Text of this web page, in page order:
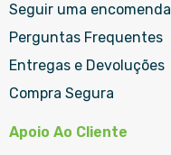
Seguir uma encomenda
Perguntas Frequentes
Entregas e Devoluções
Compra Segura
Apoio Ao Cliente